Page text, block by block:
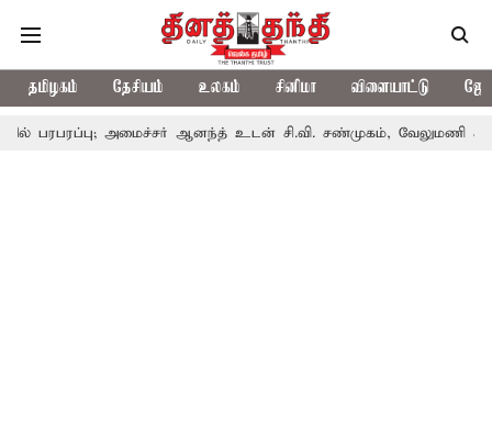
தமிழகம் தேசியம் உலகம் சினிமா விளையாட்டு
அமைச்சர் ஆனந்த் உடன் சி.வி. சண்முகம், வேலுமணி சந்திப்பு